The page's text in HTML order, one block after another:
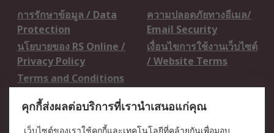
การรักษาข้อมูล / Data
Protection
ความปลอดภัยทางอีเมล/
Email Security
นโยบายของ RS Online /
Privacy Policy
เงื่อนไขการใช้งานเว็บไซต์
/ Website Terms
Terms and Conditions
เกี่ยวกับ RS / About RS
คุกกี้ส่งผลต่อบริการที่เรานำเสนอแก่คุณ
เว็บไซต์ของเราใช้คุกกี้และเทคโนโลยีที่คล้ายกันเพื่อมอบ